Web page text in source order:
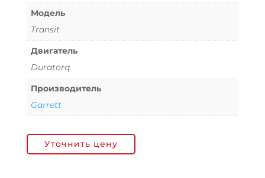
Модель
Transit
Двигатель
Duratorq
Производитель
Garrett
Уточнить цену